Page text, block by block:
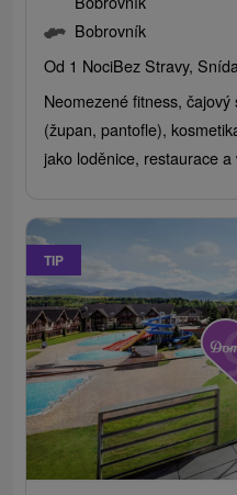
Bobrovník
Od 1 NociBez Stravy,
Neomezené fitness,
(župan, pantofle),
jako loděnice, restaurace a
TIP